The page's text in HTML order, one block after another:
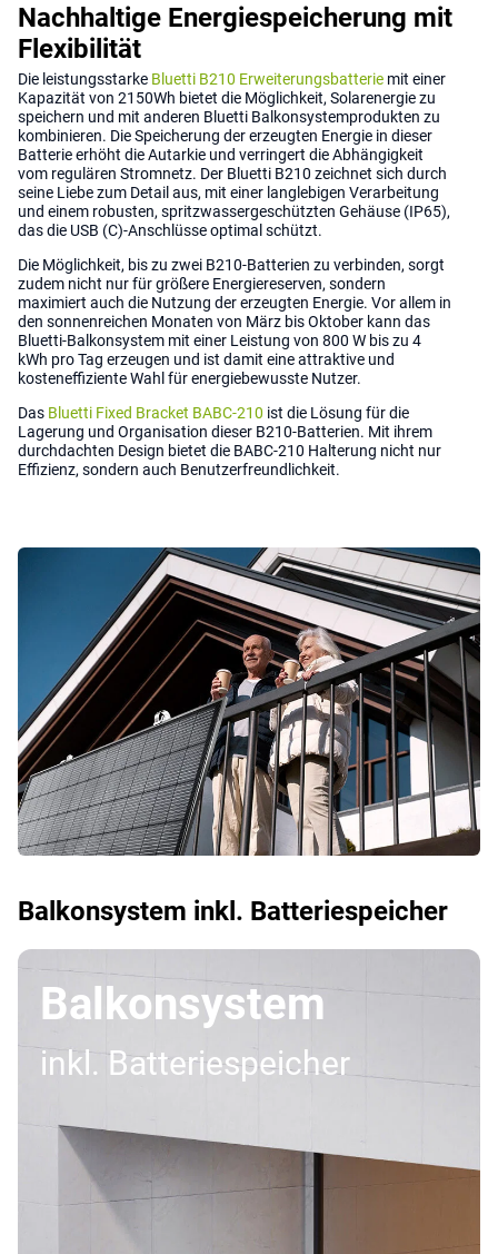
Nachhaltige Energiespeicherung mit
Flexibilität
Die leistungsstarke Bluetti B210 Erweiterungsbatterie mit einer
Kapazität von 2150Wh bietet die Möglichkeit, Solarenergie zu
speichern und mit anderen Bluetti Balkonsystemprodukten zu
kombinieren. Die Speicherung der erzeugten Energie in dieser
Batterie erhöht die Autarkie und verringert die Abhängigkeit
vom regulären Stromnetz. Der Bluetti B210 zeichnet sich durch
seine Liebe zum Detail aus, mit einer langlebigen Verarbeitung
und einem robusten, spritzwassergeschützten Gehäuse (IP65),
das die USB (C)-Anschlüsse optimal schützt.
Die Möglichkeit, bis zu zwei B210-Batterien zu verbinden, sorgt
zudem nicht nur für größere Energiereserven, sondern
maximiert auch die Nutzung der erzeugten Energie. Vor allem in
den sonnenreichen Monaten von März bis Oktober kann das
Bluetti-Balkonsystem mit einer Leistung von 800 W bis zu 4
kWh pro Tag erzeugen und ist damit eine attraktive und
kosteneffiziente Wahl für energiebewusste Nutzer.
Das Bluetti Fixed Bracket BABC-210 ist die Lösung für die
Lagerung und Organisation dieser B210-Batterien. Mit ihrem
durchdachten Design bietet die BABC-210 Halterung nicht nur
Effizienz, sondern auch Benutzerfreundlichkeit.
Balkonsystem inkl. Batteriespeicher
Balkonsystem
inkl. Batteriespeicher